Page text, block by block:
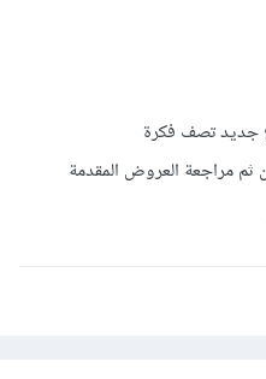
جديد تصف فكرة
مراجعة العروض المقدمة